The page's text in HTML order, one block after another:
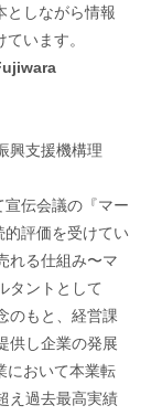
としながら情報
います。
興支援機構理
伝会議の『マー
評価を受けてい
れる仕組み〜マ
タントとして
のもと、経営課
供し企業の発展
において本業転
え過去最高実績